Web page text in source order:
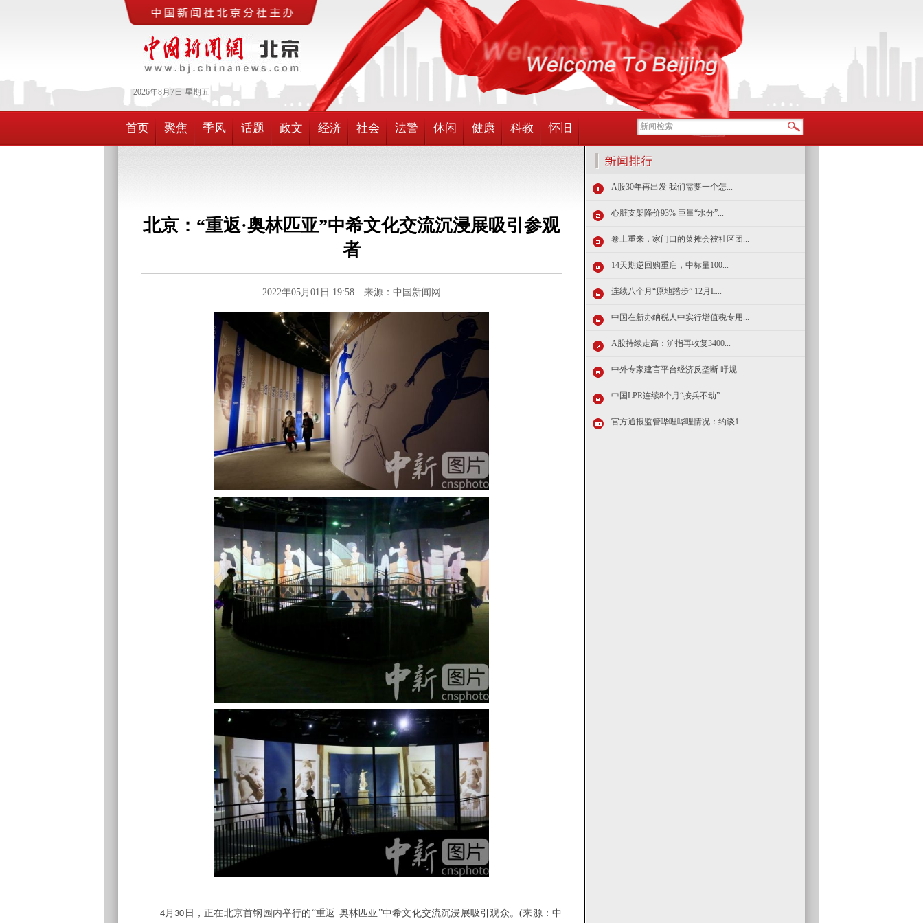
2026年8月 7日 星期五
首页 聚焦 季风 话题 政文 经济 社会 法警 休闲 健康 科教 怀旧
北京：“重返·奥林匹亚”中希文化交流沉浸展吸引参观
者
2022年05月01日 19:58 来源：中国新闻网
4 月 30 日，正在北京首钢园内举行的“重返·奥林匹亚”中希文化交流沉浸展吸引观众。(来源 ：中
A股30年再出发 我们需要一个怎...
心脏支架降价93% 巨量“水分”...
卷土重来，家门口的菜摊会被社区团...
14天期逆回购重启，中标量100...
连续八个月“原地踏步” 12月L...
中国在新办纳税人中实行增值税专用...
A股持续走高：沪指再收复3400...
中外专家建言平台经济反垄断 吁规...
中国LPR连续8个月“按兵不动”...
官方通报监管哔哩哔哩情况：约谈1...